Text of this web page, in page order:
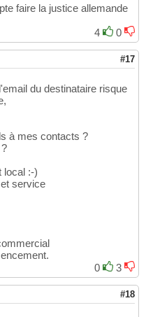
faire la justice allemande
4
0
#17
du destinataire risque
à mes contacts ?
local :-)
service
0
3
#18